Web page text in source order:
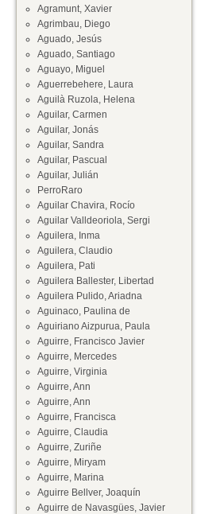
Agramunt, Xavier
Agrimbau, Diego
Aguado, Jesús
Aguado, Santiago
Aguayo, Miguel
Aguerrebehere, Laura
Aguilà Ruzola, Helena
Aguilar, Carmen
Aguilar, Jonás
Aguilar, Sandra
Aguilar, Pascual
Aguilar, Julián
PerroRaro
Aguilar Chavira, Rocío
Aguilar Valldeoriola, Sergi
Aguilera, Inma
Aguilera, Claudio
Aguilera, Pati
Aguilera Ballester, Libertad
Aguilera Pulido, Ariadna
Aguinaco, Paulina de
Aguiriano Aizpurua, Paula
Aguirre, Francisco Javier
Aguirre, Mercedes
Aguirre, Virginia
Aguirre, Ann
Aguirre, Ann
Aguirre, Francisca
Aguirre, Claudia
Aguirre, Zuriñe
Aguirre, Miryam
Aguirre, Marina
Aguirre Bellver, Joaquín
Aguirre de Navasgües, Javier